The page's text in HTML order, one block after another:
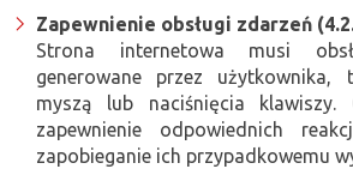
Zapewnienie obsługi zdarzeń
Strona internetowa musi
generowane przez użytkownika,
myszą lub naciśnięcia klawiszy.
zapewnienie odpowiednich
zapobieganie ich przypadkowemu